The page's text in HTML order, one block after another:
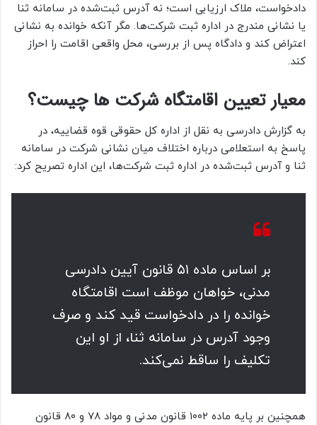
دادخواست، ملاک ارزیابی است؛ نه آدرس ثبت‌شده در سامانه ثنا
یا نشانی مندرج در اداره ثبت شرکت‌ها. مگر آنکه خوانده به نشانی
اعتراض کند و دادگاه پس از بررسی، محل واقعی اقامت را احراز
کند.
معیار تعیین اقامتگاه شرکت ها چیست؟
به گزارش دادرسی به نقل از اداره کل حقوقی قوه قضاییه، در
پاسخ به استعلامی درباره اختلاف میان نشانی شرکت در سامانه
ثنا و آدرس ثبت‌شده در اداره ثبت شرکت‌ها، این اداره تصریح کرد:
بر اساس ماده ۵۱ قانون آیین دادرسی
مدنی، خواهان موظف است اقامتگاه
خوانده را در دادخواست قید کند و صرف
وجود آدرس در سامانه ثنا، از او این
تکلیف را ساقط نمی‌کند.
همچنین بر پایه ماده ۱۰۰۲ قانون مدنی و مواد ۷۸ و ۸۰ قانون